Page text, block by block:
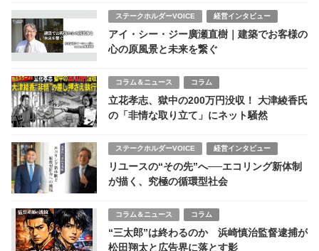
ステークホルダーVOICE 経営インタビュー
アイ・シー・ジー廣瀬直樹｜建築でお客様の
心の原風景と未来を繋ぐ
コラム＆ニュース コラム
立花孝志、獄中の200万円没収！ 大津綾香氏
の「非情な取り立て」にネット騒然
ステークホルダーVOICE 経営インタビュー
リユースの“その先”へ──エコリング新体制
が描く、究極の循環型社会
コラム＆ニュース コラム
“三太郎”は終わるのか 浜崎慎治監督逮捕が
松田翔太と広告界に落とす影